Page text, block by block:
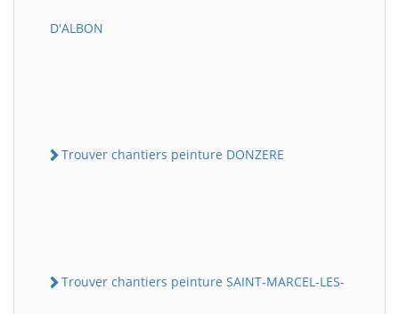
D'ALBON
Trouver chantiers peinture DONZERE
Trouver chantiers peinture SAINT-MARCEL-LES-